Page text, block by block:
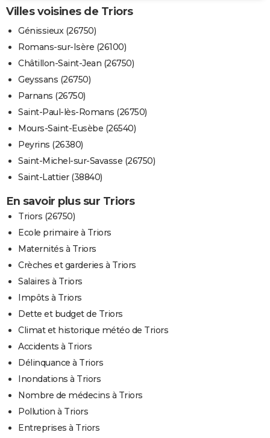
Villes voisines de Triors
Génissieux (26750)
Romans-sur-Isère (26100)
Châtillon-Saint-Jean (26750)
Geyssans (26750)
Parnans (26750)
Saint-Paul-lès-Romans (26750)
Mours-Saint-Eusèbe (26540)
Peyrins (26380)
Saint-Michel-sur-Savasse (26750)
Saint-Lattier (38840)
En savoir plus sur Triors
Triors (26750)
Ecole primaire à Triors
Maternités à Triors
Crèches et garderies à Triors
Salaires à Triors
Impôts à Triors
Dette et budget de Triors
Climat et historique météo de Triors
Accidents à Triors
Délinquance à Triors
Inondations à Triors
Nombre de médecins à Triors
Pollution à Triors
Entreprises à Triors